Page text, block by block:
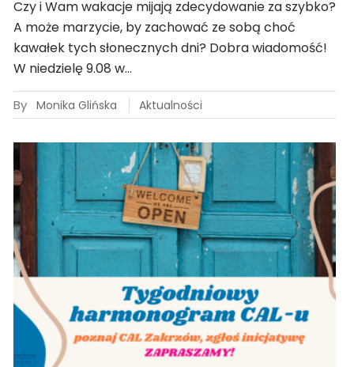
Czy i Wam wakacje mijają zdecydowanie za szybko?
A może marzycie, by zachować ze sobą choć
kawałek tych słonecznych dni? Dobra wiadomość!
W niedzielę 9.08 w…
By Monika Glińska Aktualności